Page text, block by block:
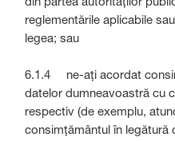
reglementările aplicabile
legea; sau
6.1.4 ne-ați acordat
datelor dumneavoastră cu
respectiv (de exemplu,
consimțământul în legătură